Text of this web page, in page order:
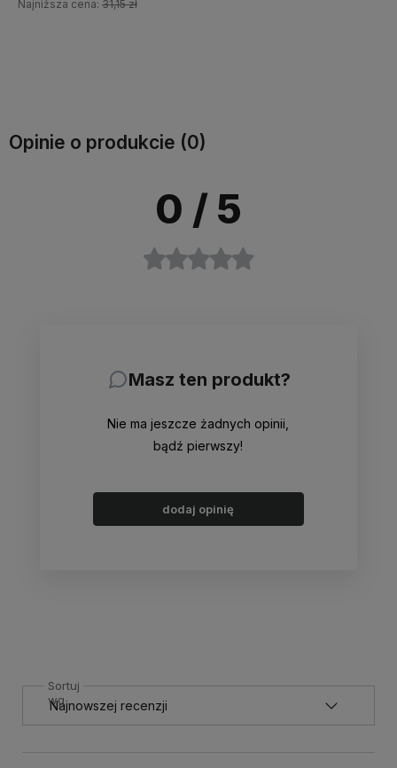
Najniższa cena: 31,15 zł
Opinie o produkcie (0)
0 / 5
Masz ten produkt?
Nie ma jeszcze żadnych opinii,
bądź pierwszy!
dodaj opinię
Sortuj
wg